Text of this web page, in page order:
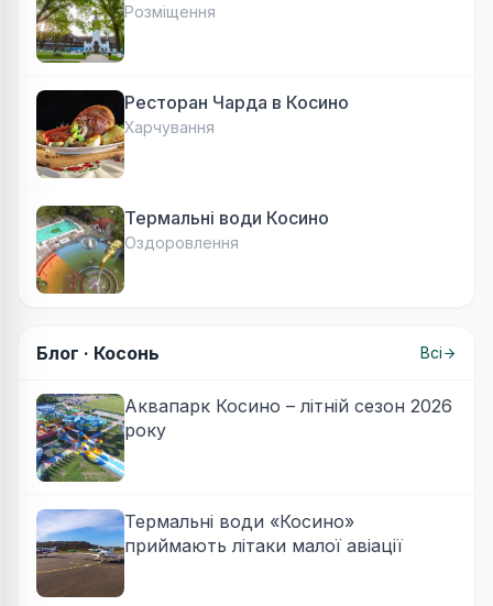
Розміщення
Ресторан Чарда в Косино
Харчування
Термальні води Косино
Оздоровлення
Блог · Косонь Всі
Аквапарк Косино – літній сезон 2026
року
Термальні води «Косино»
приймають літаки малої авіації